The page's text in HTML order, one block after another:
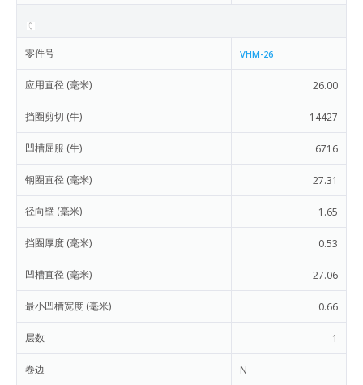
零件号 VHM-26
应用直径 (毫米) 26.00
挡圈剪切 (牛) 14427
凹槽屈服 (牛) 6716
钢圈直径 (毫米) 27.31
径向壁 (毫米) 1.65
挡圈厚度 (毫米) 0.53
凹槽直径 (毫米) 27.06
最小凹槽宽度 (毫米) 0.66
层数 1
卷边 N